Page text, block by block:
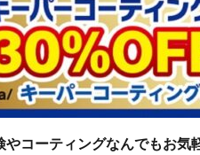
やコーティングなんでもお気